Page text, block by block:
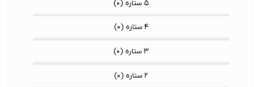
۵ ستاره ( ۰)
۴ ستاره ( ۰)
۳ ستاره ( ۰)
۲ ستاره ( ۰)